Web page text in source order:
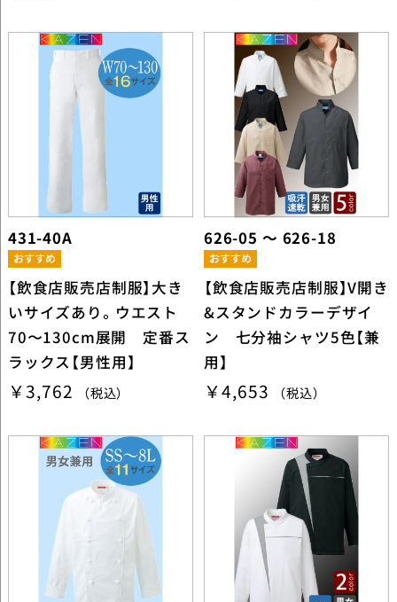
431-40A
【飲食店販売店制服】大き
いサイズあり。ウエスト
70〜130cm展開 定番ス
ラックス【男性用】
￥3,762 （税込）
626-05 ～ 626-18
【飲食店販売店制服】V開き
&スタンドカラーデザイ
ン 七分袖シャツ5色【兼
用】
￥4,653 （税込）